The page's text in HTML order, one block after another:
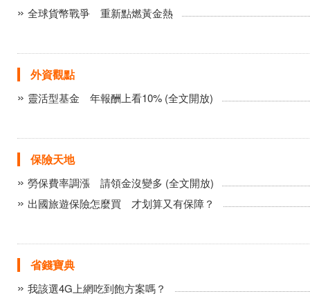
全球貨幣戰爭 重新點燃黃金熱
外資觀點
靈活型基金 年報酬上看10% (全文開放)
保險天地
勞保費率調漲 請領金沒變多 (全文開放)
出國旅遊保險怎麼買 才划算又有保障？
省錢寶典
我該選4G上網吃到飽方案嗎？